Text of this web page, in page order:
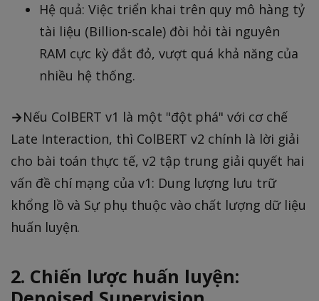
Hệ quả: Việc triển khai trên quy mô hàng tỷ
tài liệu (Billion-scale) đòi hỏi tài nguyên
RAM cực kỳ đắt đỏ, vượt quá khả năng của
nhiều hệ thống.
→Nếu ColBERT v1 là một "đột phá" với cơ chế
Late Interaction, thì ColBERT v2 chính là lời giải
cho bài toán thực tế, v2 tập trung giải quyết hai
vấn đề chí mạng của v1: Dung lượng lưu trữ
khổng lồ và Sự phụ thuộc vào chất lượng dữ liệu
huấn luyện.
2. Chiến lược huấn luyện: